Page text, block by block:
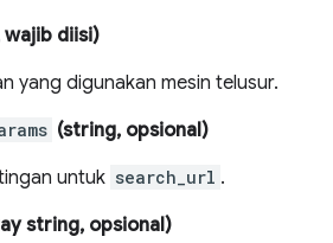
wajib diisi)
yang digunakan mesin telusur.
(string, opsional)
untuk search_url .
string, opsional)